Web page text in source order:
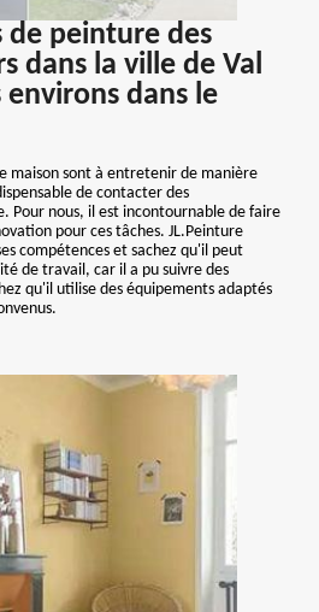
de peinture des
dans la ville de Val
environs dans le
maison sont à entretenir de manière
de contacter des
Pour nous, il est incontournable de faire
pour ces tâches. JL.Peinture
compétences et sachez qu'il peut
de travail, car il a pu suivre des
qu'il utilise des équipements adaptés